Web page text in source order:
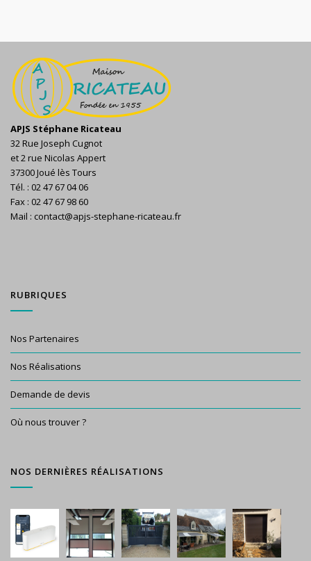
APJS Stéphane Ricateau
32 Rue Joseph Cugnot
et 2 rue Nicolas Appert
37300 Joué lès Tours
Tél. : 02 47 67 04 06
Fax : 02 47 67 98 60
Mail : contact@apjs-stephane-ricateau.fr
RUBRIQUES
Nos Partenaires
Nos Réalisations
Demande de devis
Où nous trouver ?
NOS DERNIÈRES RÉALISATIONS